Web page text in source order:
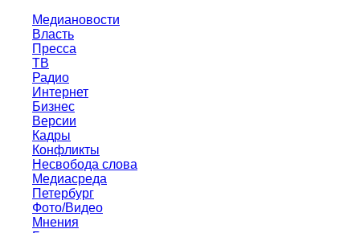
Медиановости
Власть
Пресса
ТВ
Радио
Интернет
Бизнес
Версии
Кадры
Конфликты
Несвобода слова
Медиасреда
Петербург
Фото/Видео
Мнения